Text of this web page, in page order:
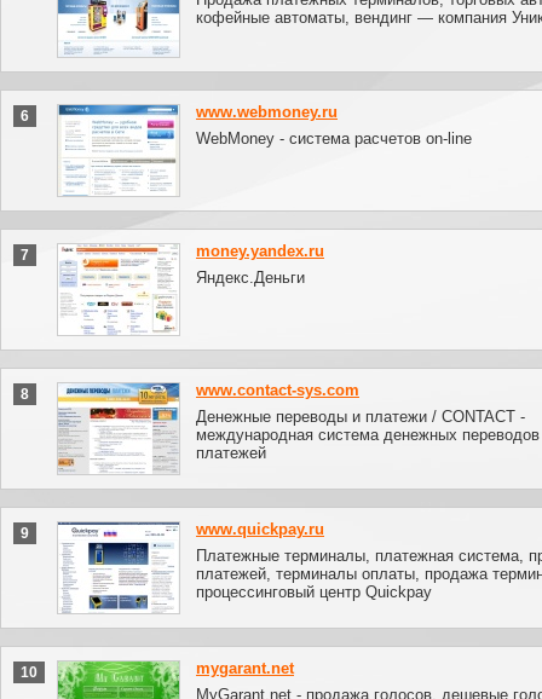
кофейные автоматы, вендинг — компания
6
www.webmoney.ru
WebMoney - система расчетов on-line
7
money.yandex.ru
Яндекс.Деньги
8
www.contact-sys.com
Денежные переводы и платежи / CONTACT -
международная система денежных
платежей
9
www.quickpay.ru
Платежные терминалы, платежная система,
платежей, терминалы оплаты, продажа
процессинговый центр Quickpay
10
mygarant.net
MyGarant.net - продажа голосов, дешевые